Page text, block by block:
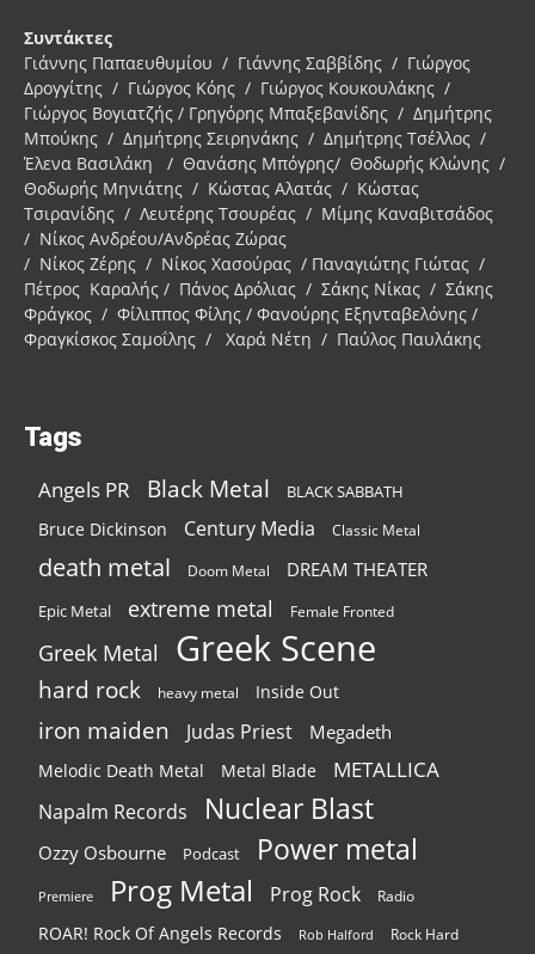
Συντάκτες
Γιάννης Παπαευθυμίου / Γιάννης Σαββίδης / Γιώργος
Δρογγίτης / Γιώργος Κόης / Γιώργος Κουκουλάκης /
Γιώργος Βογιατζής / Γρηγόρης Μπαξεβανίδης / Δημήτρης
Μπούκης / Δημήτρης Σειρηνάκης / Δημήτρης Τσέλλος /
Έλενα Βασιλάκη / Θανάσης Μπόγρης/ Θοδωρής Κλώνης /
Θοδωρής Μηνιάτης / Κώστας Αλατάς / Κώστας
Τσιρανίδης / Λευτέρης Τσουρέας / Μίμης Καναβιτσάδος
/ Νίκος Ανδρέου/Ανδρέας Ζώρας
/ Νίκος Ζέρης / Νίκος Χασούρας / Παναγιώτης Γιώτας /
Πέτρος Καραλής / Πάνος Δρόλιας / Σάκης Νίκας / Σάκης
Φράγκος / Φίλιππος Φίλης / Φανούρης Εξηνταβελόνης /
Φραγκίσκος Σαμοΐλης / Χαρά Νέτη / Παύλος Παυλάκης
Tags
Angels PR Black Metal BLACK SABBATH
Bruce Dickinson Century Media Classic Metal
death metal Doom Metal DREAM THEATER
Epic Metal extreme metal Female Fronted
Greek Metal Greek Scene
hard rock heavy metal Inside Out
iron maiden Judas Priest Megadeth
Melodic Death Metal Metal Blade METALLICA
Napalm Records Nuclear Blast
Ozzy Osbourne Podcast Power metal
Premiere Prog Metal Prog Rock Radio
ROAR! Rock Of Angels Records Rob Halford Rock Hard